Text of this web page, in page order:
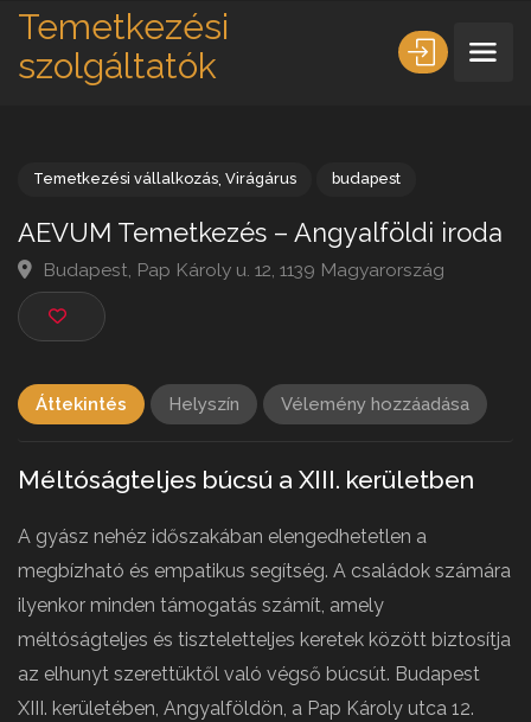
Temetkezési
szolgáltatók
AEVUM Temetkezés – Angyalföldi
Budapest, Pap Károly u. 12, 1139 Magyarország
Áttekintés Helyszín Vélemény hozzáadása
Méltóságteljes búcsú a XIII. kerületben
A gyász nehéz időszakában elengedhetetlen a
megbízható és empatikus segítség. A családok számára
ilyenkor minden támogatás számít, amely
méltóságteljes és tiszteletteljes keretek között biztosítja
az elhunyt szerettüktől való végső búcsút. Budapest
XIII. kerületében, Angyalföldön, a Pap Károly utca 12.